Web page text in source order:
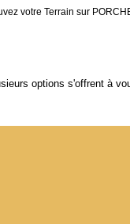
votre Terrain sur
options s'offrent à